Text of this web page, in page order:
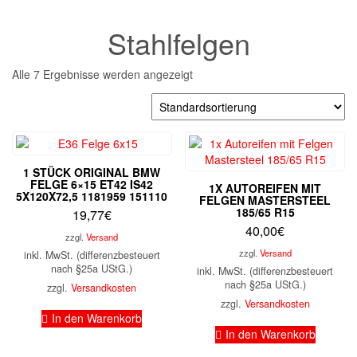
Stahlfelgen
Alle 7 Ergebnisse werden angezeigt
1 STÜCK ORIGINAL BMW
FELGE 6×15 ET42 IS42
5X120X72,5 1181959 151110
19,77€
zzgl.Versand
inkl. MwSt. (differenzbesteuert
nach §25a UStG.)
zzgl.Versandkosten
In den Warenkorb
1X AUTOREIFEN MIT
FELGEN MASTERSTEEL
185/65 R15
40,00€
zzgl. Versand
inkl. MwSt. (differenzbesteuert
nach §25a UStG.)
zzgl. Versandkosten
In den Warenkorb